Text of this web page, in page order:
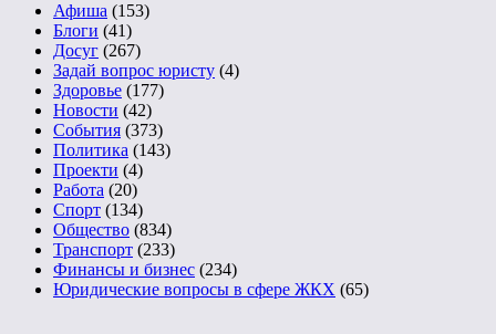
Афиша (153)
Блоги (41)
Досуг (267)
Задай вопрос юристу (4)
Здоровье (177)
Новости (42)
События (373)
Политика (143)
Проекти (4)
Работа (20)
Спорт (134)
Общество (834)
Транспорт (233)
Финансы и бизнес (234)
Юридические вопросы в сфере ЖКХ (65)